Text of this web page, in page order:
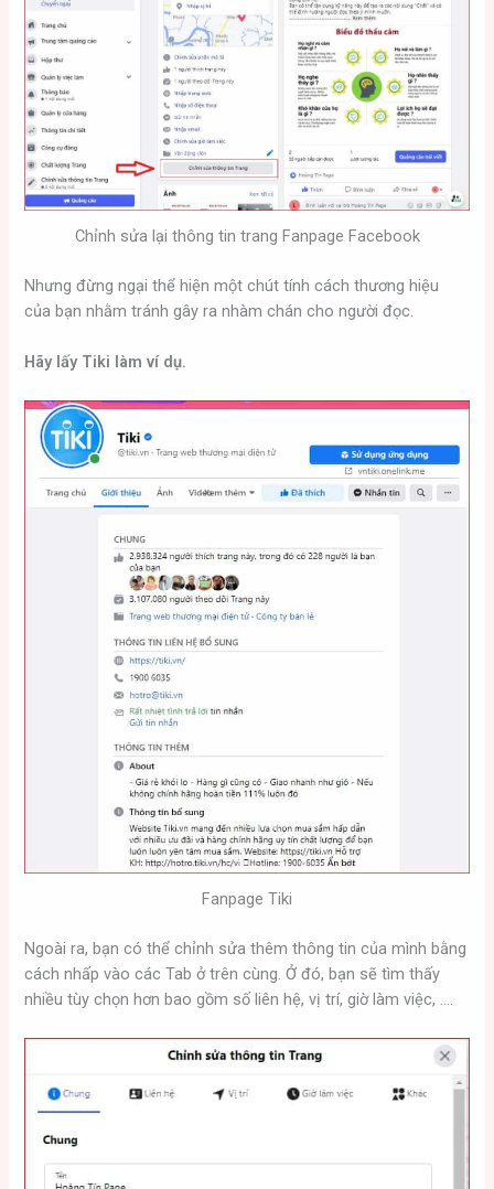
Chỉnh sửa lại thông tin trang Fanpage Facebook
Nhưng đừng ngại thể hiện một chút tính cách thương hiệu
của bạn nhằm tránh gây ra nhàm chán cho người đọc.
Hãy lấy Tiki làm ví dụ.
Fanpage Tiki
Ngoài ra, bạn có thể chỉnh sửa thêm thông tin của mình bằng
cách nhấp vào các Tab ở trên cùng. Ở đó, bạn sẽ tìm thấy
nhiều tùy chọn hơn bao gồm số liên hệ, vị trí, giờ làm việc, ….